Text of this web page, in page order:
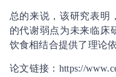
总的来说，该研究表明
的代谢弱点为未来临床
饮食相结合提供了理论依
论文链接：https://